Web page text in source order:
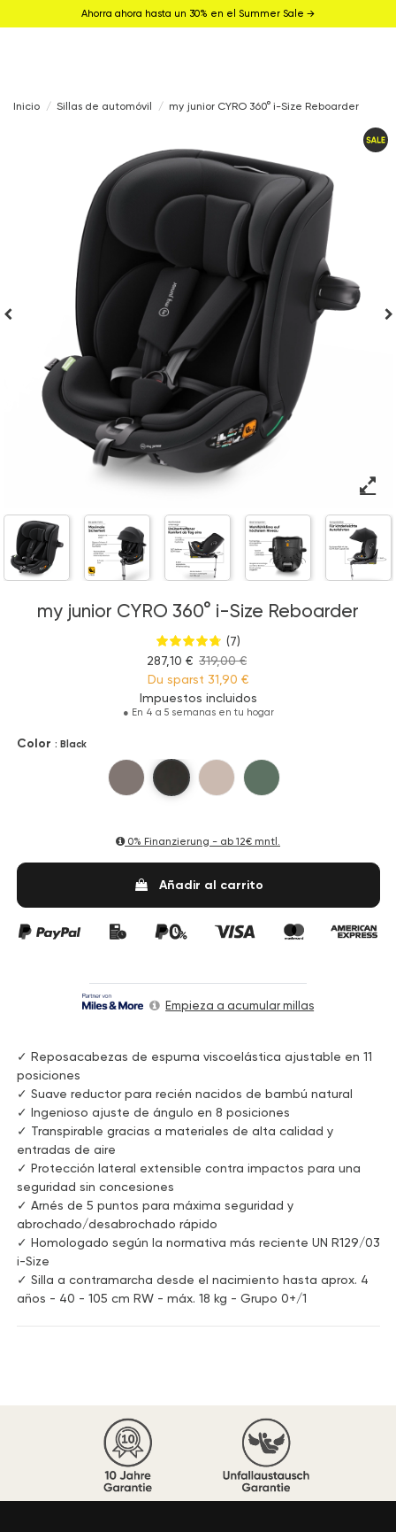
Ahorra ahora hasta un 30% en el Summer Sale →
Inicio Sillas de automóvil my junior CYRO 360° i-Size Reboarder
my junior CYRO 360° i-Size Reboarder
(7)
287,10 € 319,00 €
Du sparst 31,90 €
Impuestos incluidos
● En 4 a 5 semanas en tu hogar
Color : Black
Hazel Black Beige Green
0% Finanzierung - ab 12€ mntl.
Añadir al carrito
Empieza a acumular millas
✓ Reposacabezas de espuma viscoelástica ajustable en 11
posiciones
✓ Suave reductor para recién nacidos de bambú natural
✓ Ingenioso ajuste de ángulo en 8 posiciones
✓ Transpirable gracias a materiales de alta calidad y
entradas de aire
✓ Protección lateral extensible contra impactos para una
seguridad sin concesiones
✓ Arnés de 5 puntos para máxima seguridad y
abrochado/desabrochado rápido
✓ Homologado según la normativa más reciente UN R129/03
i-Size
✓ Silla a contramarcha desde el nacimiento hasta aprox. 4
años - 40 - 105 cm RW - máx. 18 kg - Grupo 0+/1